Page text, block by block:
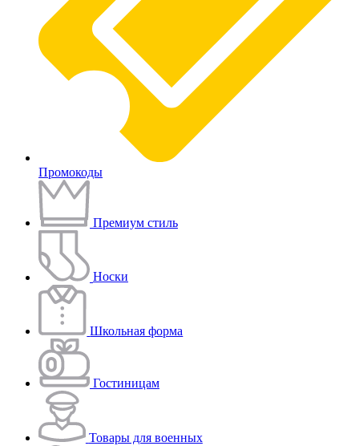
Промокоды
Премиум стиль
Носки
Школьная форма
Гостиницам
Товары для военных